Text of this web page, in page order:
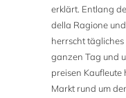
erklärt. Entlang
della Ragione
herrscht
ganzen Tag und
preisen
Markt rund um